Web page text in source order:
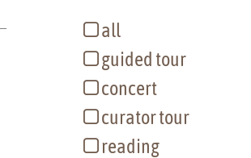
all
guided tour
concert
curator tour
reading